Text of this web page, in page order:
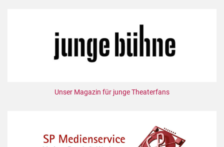
Unser Magazin für junge Theaterfans